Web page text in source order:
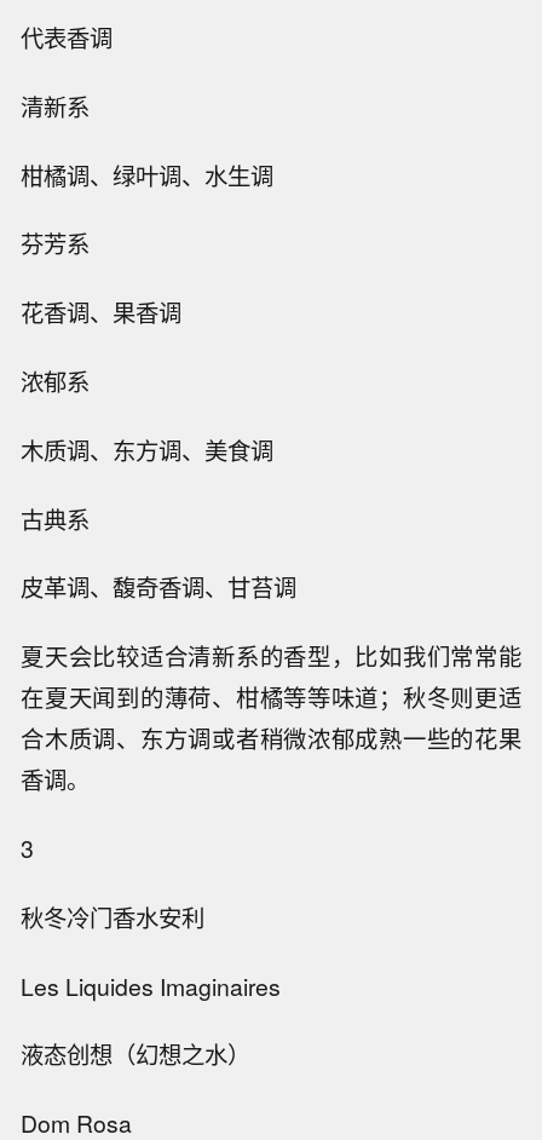
代表香调
清新系
柑橘调、绿叶调、水生调
芬芳系
花香调、果香调
浓郁系
木质调、东方调、美食调
古典系
皮革调、馥奇香调、甘苔调
夏天会比较适合清新系的香型，比如我们常常能
在夏天闻到的薄荷、柑橘等等味道；秋冬则更适
合木质调、东方调或者稍微浓郁成熟一些的花果
香调。
3
秋冬冷门香水安利
Les Liquides Imaginaires
液态创想（幻想之水）
Dom Rosa